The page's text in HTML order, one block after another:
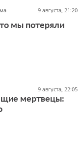
9 августа, 21:20
мы потеряли
9 августа, 22:05
мертвецы: